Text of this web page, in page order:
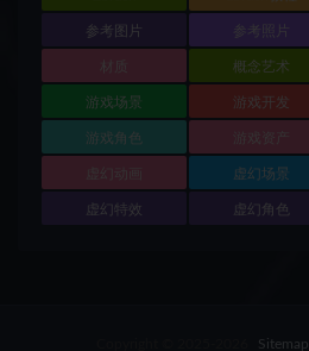
参考图片 参考照片
概念艺术
游戏场景 游戏开发
游戏角色 游戏资产
虚幻动画 虚幻场景
虚幻特效 虚幻角色
Sitemap